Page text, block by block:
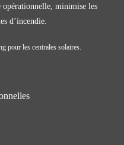
minimise les
d’incendie.
pour les centrales solaires.